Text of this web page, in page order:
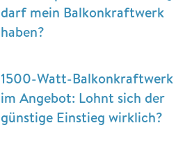
darf mein Balkonkraftwerk
haben?
1500-Watt-Balkonkraftwerk
im Angebot: Lohnt sich der
günstige Einstieg wirklich?